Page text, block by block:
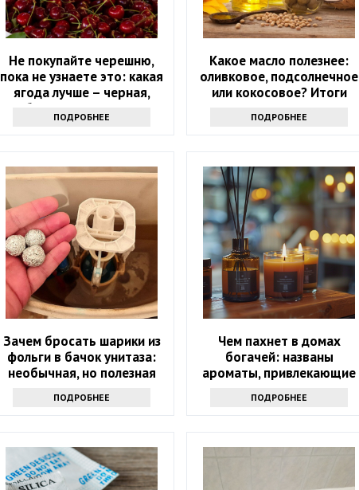
Не покупайте черешню,
пока не узнаете это: какая
ягода лучше – черная,
белая или розовая
ПОДРОБНЕЕ
Какое масло полезнее:
оливковое, подсолнечное
или кокосовое? Итоги
ПОДРОБНЕЕ
Зачем бросать шарики из
фольги в бачок унитаза:
необычная, но полезная
ПОДРОБНЕЕ
Чем пахнет в домах
богачей: названы
ароматы, привлекающие
ПОДРОБНЕЕ